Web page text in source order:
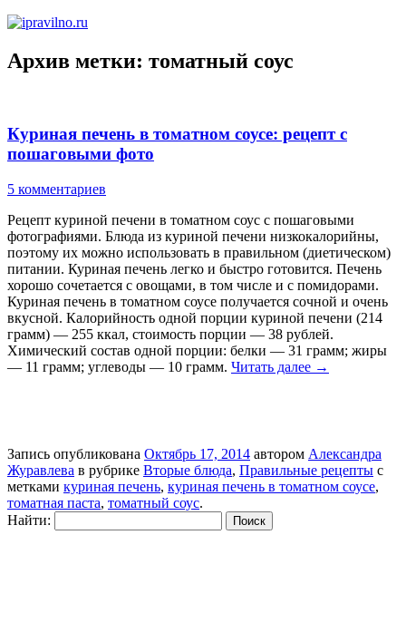
Архив метки: томатный соус
Куриная печень в томатном соусе: рецепт с
пошаговыми фото
5 комментариев
Рецепт куриной печени в томатном соус с пошаговыми
фотографиями. Блюда из куриной печени низкокалорийны,
поэтому их можно использовать в правильном (диетическом)
питании. Куриная печень легко и быстро готовится. Печень
хорошо сочетается с овощами, в том числе и с помидорами.
Куриная печень в томатном соусе получается сочной и очень
вкусной. Калорийность одной порции куриной печени (214
грамм) — 255 ккал, стоимость порции — 38 рублей.
Химический состав одной порции: белки — 31 грамм; жиры
— 11 грамм; углеводы — 10 грамм. Читать далее →
Запись опубликована Октябрь 17, 2014 автором Александра
Журавлева в рубрике Вторые блюда, Правильные рецепты с
метками куриная печень, куриная печень в томатном соусе,
томатная паста, томатный соус.
Найти: